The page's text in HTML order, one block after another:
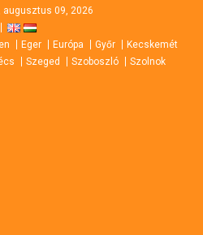
augusztus 09, 2026
Eger Európa Győr
Kecskemét
Szeged Szoboszló Szolnok